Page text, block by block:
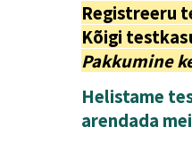
Registreeru
Pakkumine
Helistame
arendada